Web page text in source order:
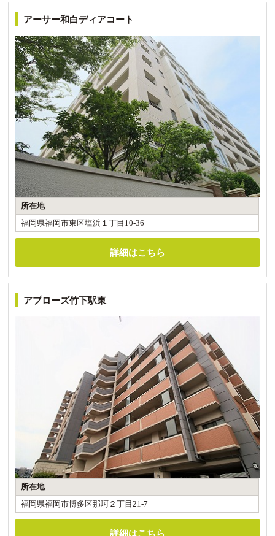
アーサー和白ディアコート
所在地
福岡県福岡市東区塩浜１丁目10-36
詳細はこちら
アプローズ竹下駅東
所在地
福岡県福岡市博多区那珂２丁目21-7
詳細はこちら